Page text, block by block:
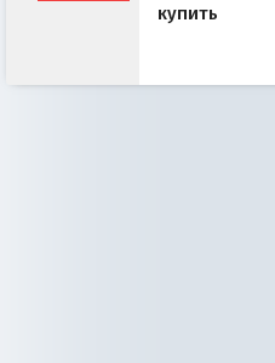
купить